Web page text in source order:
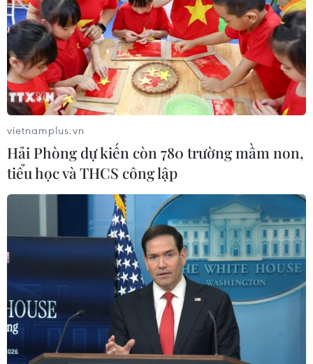
vietnamplus.vn
Hải Phòng dự kiến còn 780 trường mầm non,
tiểu học và THCS công lập